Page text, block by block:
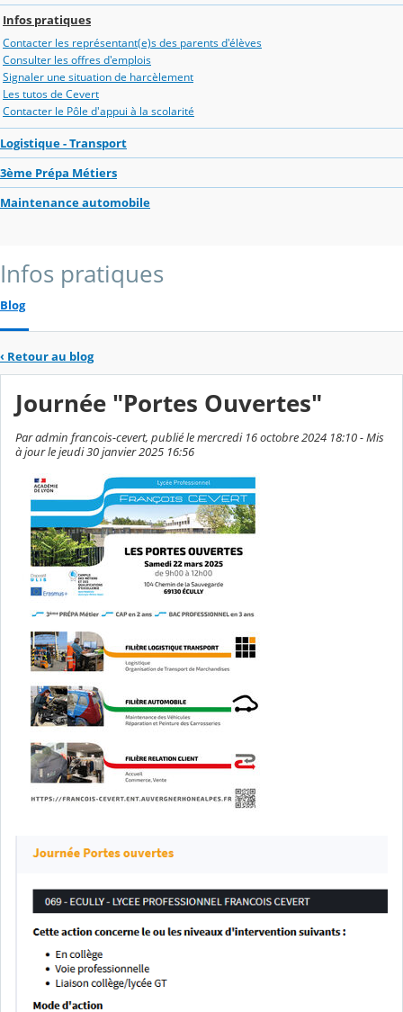
Infos pratiques
Contacter les représentant(e)s des parents d'élèves
Consulter les offres d'emplois
Signaler une situation de harcèlement
Les tutos de Cevert
Contacter le Pôle d'appui à la scolarité
Logistique - Transport
3ème Prépa Métiers
Maintenance automobile
Infos pratiques
Blog
‹ Retour au blog
Journée "Portes Ouvertes"
Par admin francois-cevert, publié le mercredi 16 octobre 2024 18:10 - Mis
à jour le jeudi 30 janvier 2025 16:56